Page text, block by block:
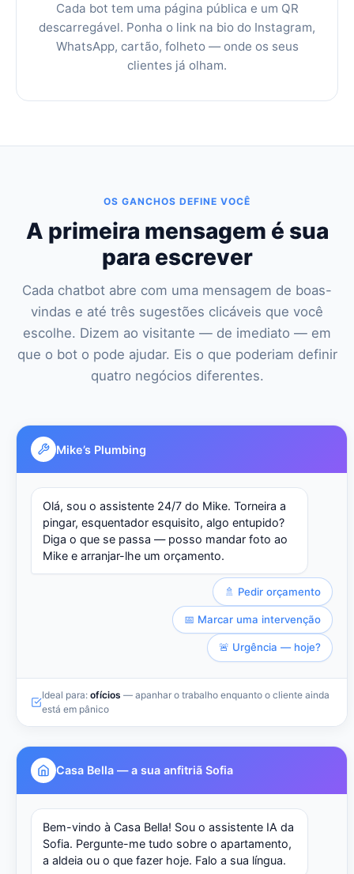
Cada bot tem uma página pública e um QR
descarregável. Ponha o link na bio do Instagram,
WhatsApp, cartão, folheto — onde os seus
clientes já olham.
OS GANCHOS DEFINE VOCÊ
A primeira mensagem é sua
para escrever
Cada chatbot abre com uma mensagem de boas-
vindas e até três sugestões clicáveis que você
escolhe. Dizem ao visitante — de imediato — em
que o bot o pode ajudar. Eis o que poderiam definir
quatro negócios diferentes.
Mike’s Plumbing
Olá, sou o assistente 24/7 do Mike. Torneira a
pingar, esquentador esquisito, algo entupido?
Diga o que se passa — posso mandar foto ao
Mike e arranjar-lhe um orçamento.
🚿 Pedir orçamento
📅 Marcar uma intervenção
🚨 Urgência — hoje?
Ideal para: ofícios — apanhar o trabalho enquanto o cliente ainda
está em pânico
Casa Bella — a sua anfitriã Sofia
Bem-vindo à Casa Bella! Sou o assistente IA da
Sofia. Pergunte-me tudo sobre o apartamento,
a aldeia ou o que fazer hoje. Falo a sua língua.